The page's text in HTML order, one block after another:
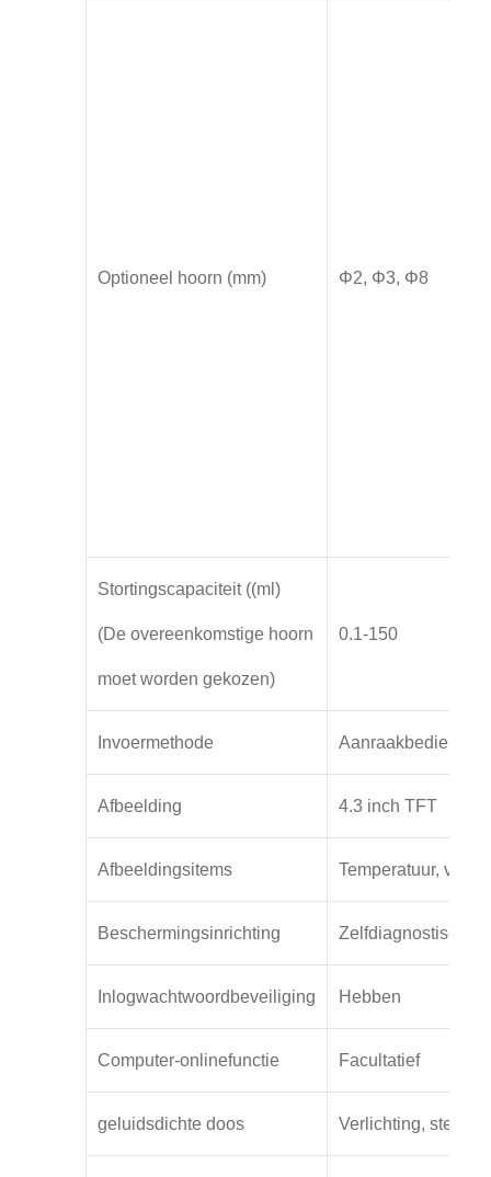
Optioneel hoorn (mm) Φ2, Φ3, Φ8
Stortingscapaciteit ((ml)
(De overeenkomstige hoorn
moet worden gekozen)
0.1-150
Invoermethode Aanraakbediening
Afbeelding 4.3 inch TFT
Afbeeldingsitems Temperatuur,
Beschermingsinrichting Zelfdiagnostische
Inlogwachtwoordbeveiliging Hebben
Computer-onlinefunctie Facultatief
geluidsdichte doos Verlichting,